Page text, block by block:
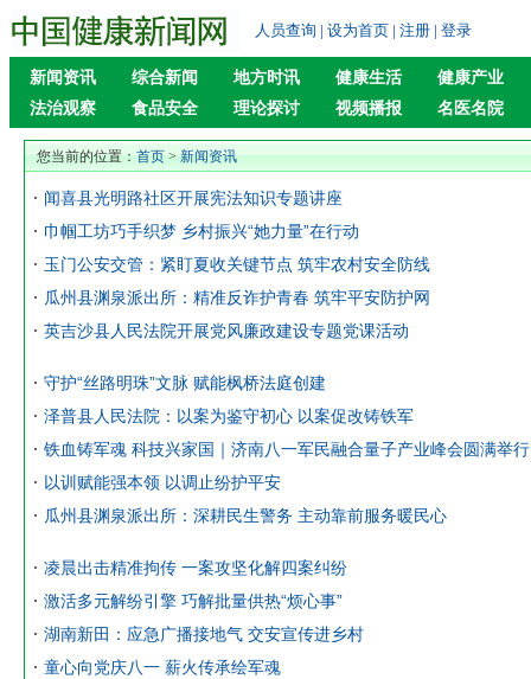
人员查询 | 设为首页 | 注册 | 登录
新闻资讯 综合新闻 地方时讯 健康生活
健康产业
法治观察
食品安全 理论探讨 视频播报 名医名院
您当前的位置： 首页 > 新闻资讯
闻喜县光明路社区开展宪法知识专题讲座
巾帼工坊巧手织梦 乡村振兴“她力量”在行动
玉门公安交管：紧盯夏收关键节点 筑牢农村安全防线
瓜州县渊泉派出所：精准反诈护青春 筑牢平安防护网
英吉沙县人民法院开展党风廉政建设专题党课活动
守护“丝路明珠”文脉 赋能枫桥法庭创建
泽普县人民法院：以案为鉴守初心 以案促改铸铁军
铁血铸军魂 科技兴家国｜济南八一军民融合量子产业峰会圆满举行
以训赋能强本领 以调止纷护平安
瓜州县渊泉派出所：深耕民生警务 主动靠前服务暖民心
凌晨出击精准拘传 一案攻坚化解四案纠纷
激活多元解纷引擎 巧解批量供热“烦心事”
湖南新田：应急广播接地气 交安宣传进乡村
童心向党庆八一 薪火传承绘军魂